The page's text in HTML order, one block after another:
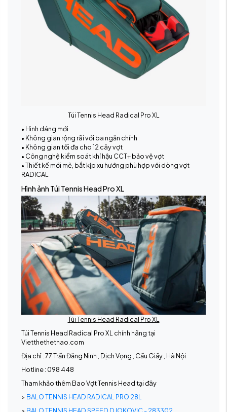
Túi Tennis Head Radical Pro XL
• Hình dáng mới
• Không gian rộng rãi với ba ngăn chính
• Không gian tối đa cho 12 cây vợt
• Công nghệ kiểm soát khí hậu CCT+ bảo vệ vợt
• Thiết kế mới mẻ, bắt kịp xu hướng phù hợp với dòng vợt
RADICAL
Hình ảnh Túi Tennis Head Pro XL
Túi Tennis Head Radical Pro XL
Túi Tennis Head Radical Pro XL chính hãng tại
Vietthethethao.com
Địa chỉ : 77 Trần Đăng Ninh , Dịch Vọng , Cầu Giấy , Hà Nội
Hotline : 098 448
Tham khảo thêm Bao Vợt Tennis Head tại đây
> BALO TENNIS HEAD RADICAL PRO 28L